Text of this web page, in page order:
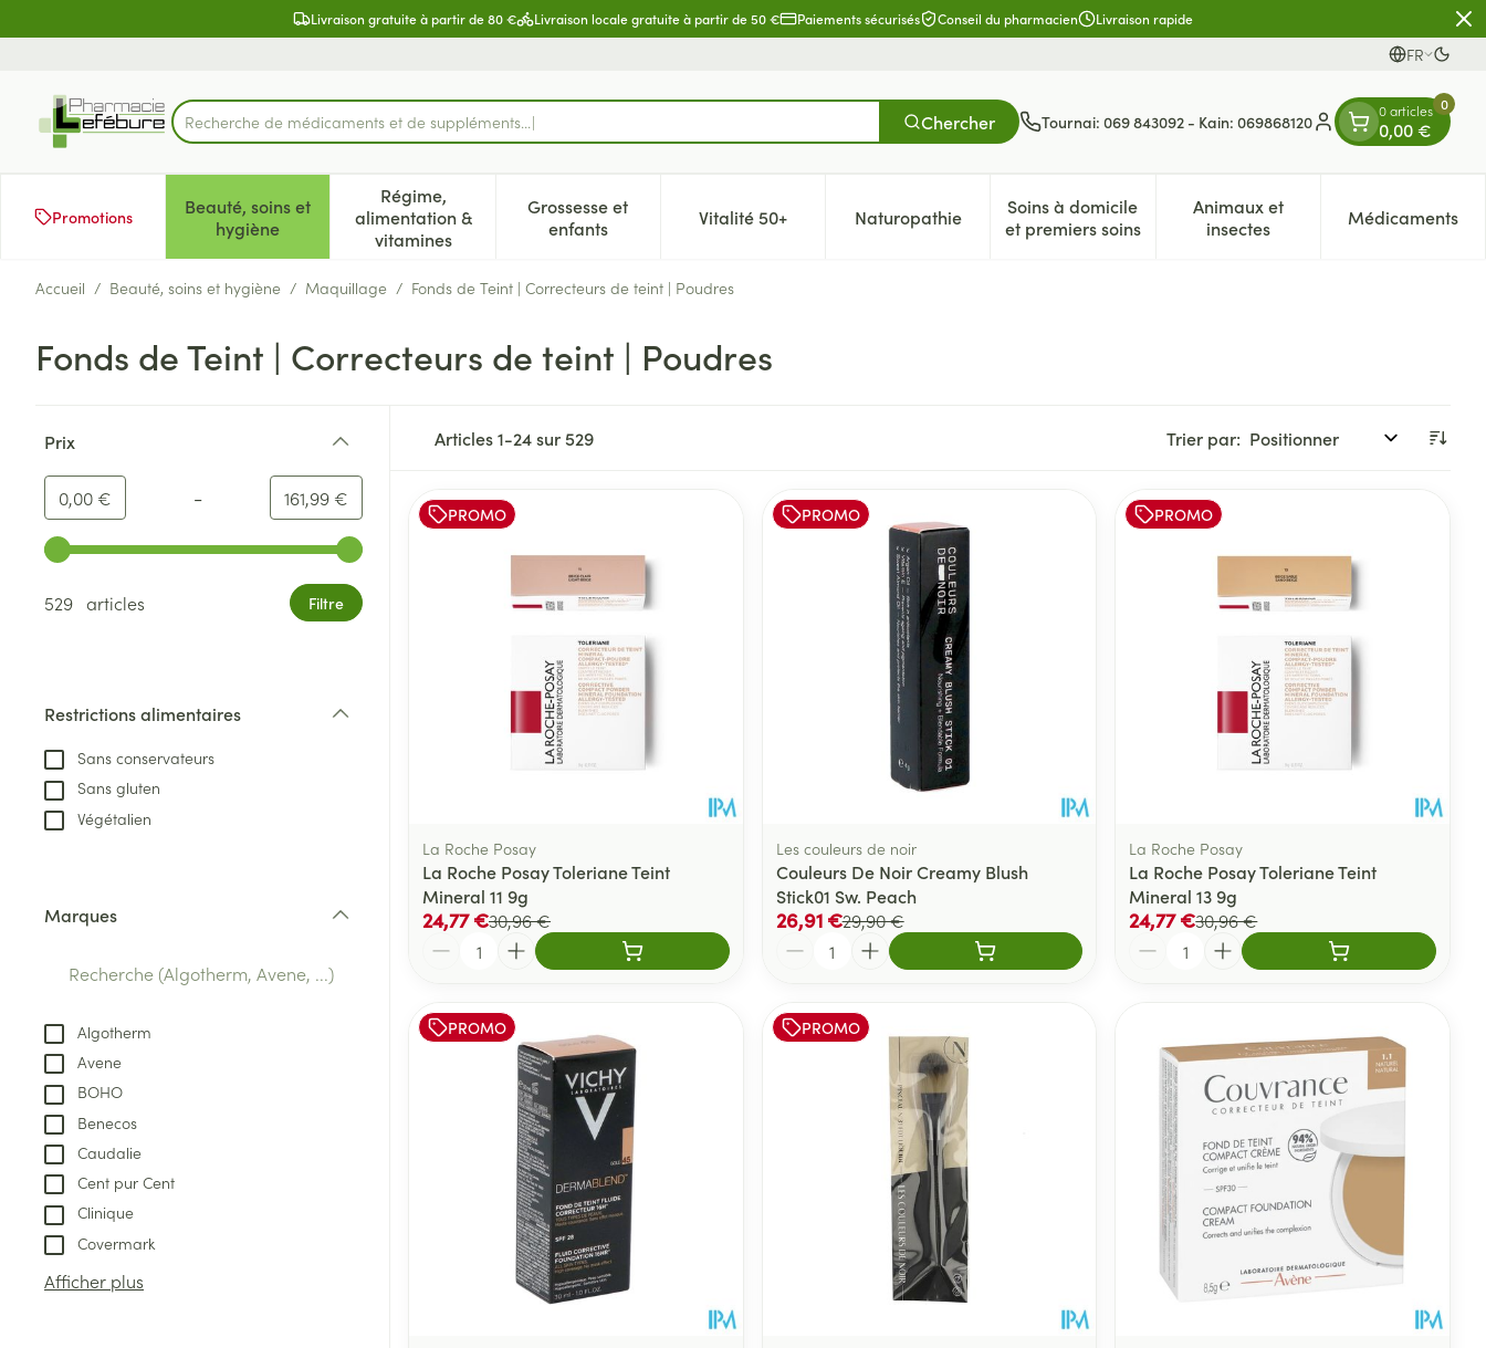
Livraison gratuite à partir de 80 € Livraison locale gratuite à partir de 50 € Paiements sécurisés Conseil du pharmacien Livraison rapide
FR
Langues
Rechercher
Recherche Chercher Tournai: 069 843092 - Kain: 069868120
Menu client
0 articles
0,00 €
0
Promotions
Beauté, soins et
hygièneAfficher le sous-menu pour la catégorie Beauté, soins et hygiène
Régime,
alimentation &
vitamines
Afficher le sous-menu pour la catégorie Régime, alimentation & vitamines
Grossesse et
enfantsAfficher le sous-menu pour la catégorie Grossesse et enfants
Vitalité 50+Afficher le sous-menu pour la catégorie Vitalité 50+
Naturopathie
Afficher le sous-menu pour la catégorie Naturopathie
Soins à domicile
et premiers soinsAfficher le sous-menu pour la catégorie Soins à
Animaux et
insectes
Afficher le sous-menu pour la
Médicaments
Afficher
Accueil / Beauté, soins et hygiène / Maquillage / Fonds de Teint | Correcteurs de teint | Poudres
Fonds de Teint | Correcteurs de teint | Poudres
Prix
Valeur minimale
0,00 € - Valeur maximale
161,99 €
Utilisez les touches fléchées gauche et droite pour ajuster les valeurs minimales et maximales du prix.
529 articles
Filtre
Restrictions alimentaires
Sans conservateurs
Sans gluten
Végétalien
Marques
Algotherm
Avene
BOHO
Benecos
Caudalie
Cent pur Cent
Clinique
Covermark
Afficher plus
Articles1-24sur529 Trier par:
PROMO
La Roche Posay
La Roche Posay Toleriane Teint
Mineral 11 9g
30,96 €
24,77 €
Quantité
PROMO
Les couleurs de noir
Couleurs De Noir Creamy Blush
Stick01 Sw. Peach
29,90 €
26,91 €
Quantité
PROMO
La Roche Posay
La Roche Posay Toleriane Teint
Mineral 13 9g
30,96 €
24,77 €
Quantité
PROMO PROMO